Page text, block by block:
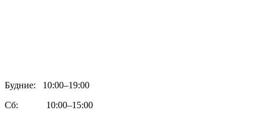
Будние: 10:00–19:00
Сб: 10:00–15:00